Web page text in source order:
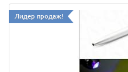
Лидер продаж!